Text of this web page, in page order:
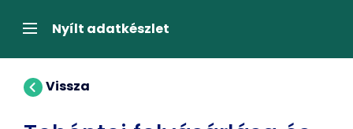
átugrásaNavigációNyílt adatkészlet
Vissza